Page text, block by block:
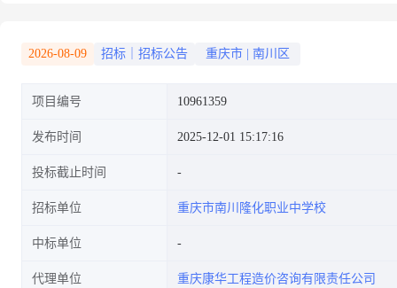
2026-08-09 招标｜招标公告 重庆市 南川区
项目编号 10961359
发布时间 2025-12-01 15:17:16
投标截止时间
招标单位 重庆市南川隆化职业中学校
中标单位
代理单位 重庆康华工程造价咨询有限责任公司